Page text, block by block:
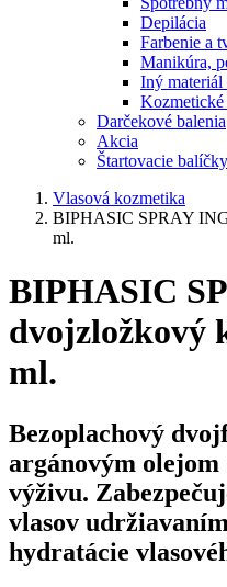
Depilácia
Farbenie a
Manikúra,
Iný materiál
Darčekové balenia
Akcia
Štartovacie balíčky
Vlasová kozmetika
BIPHASIC SPRAY
ml.
BIPHASIC
dvojzložkový
ml.
Bezoplachový
argánovým
výživu.
vlasov
hydratácie